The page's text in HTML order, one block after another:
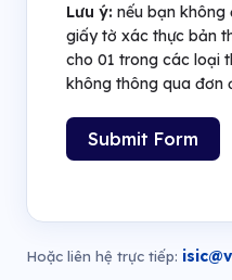
Lưu ý: nếu bạn
giấy tờ xác thực bản
cho 01 trong các loại
không thông qua đơn
Submit Form
Hoặc liên hệ trực tiếp: